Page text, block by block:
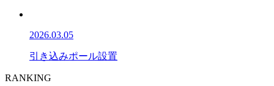
2026.03.05
引き込みポール設置
RANKING